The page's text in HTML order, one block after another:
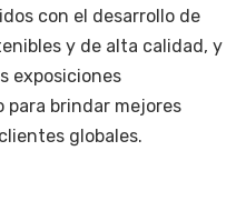
con el desarrollo de
y de alta calidad, y
exposiciones
brindar mejores
globales.